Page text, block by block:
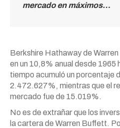
mercado en máximos…
Berkshire Hathaway de
en un 10,8% anual desde 1965
tiempo acumuló un porcentaje
2.472.627%, mientras que el
mercado fue de 15.019%.
No es de extrañar que los
la cartera de Warren Buffett.